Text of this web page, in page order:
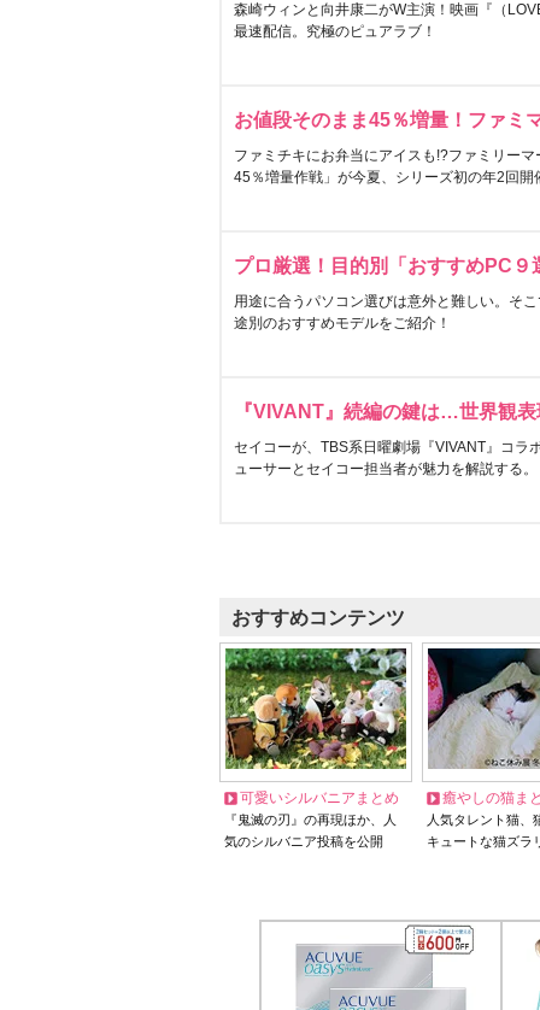
森崎ウィンと向井康二がW主演！映画『（
最速配信。究極のピュアラブ！
お値段そのまま45％増量！ファミ
ファミチキにお弁当にアイスも!?ファミリー
45％増量作戦」が今夏、シリーズ初の年2回開
プロ厳選！目的別「おすすめPC９
用途に合うパソコン選びは意外と難しい。そ
途別のおすすめモデルをご紹介！
『VIVANT』続編の鍵は…世界観
セイコーが、TBS系日曜劇場『VIVANT』コラ
ューサーとセイコー担当者が魅力を解説する。
おすすめコンテンツ
可愛いシルバニアまとめ
『鬼滅の刃』の再現ほか、人
気のシルバニア投稿を公開
癒やしの猫ま
人気タレント猫
キュートな猫ズラ